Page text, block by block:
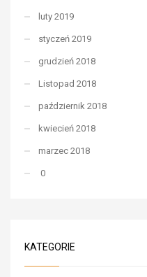
luty 2019
styczeń 2019
grudzień 2018
Listopad 2018
październik 2018
kwiecień 2018
marzec 2018
0
KATEGORIE